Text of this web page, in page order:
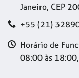
Janeiro, CEP
+55 (21)
Horário de
08:00 às